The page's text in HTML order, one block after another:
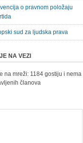
o pravnom položaju
sud za ljudska prava
NA VEZI
na mreži: 1184 gostiju i nema
članova